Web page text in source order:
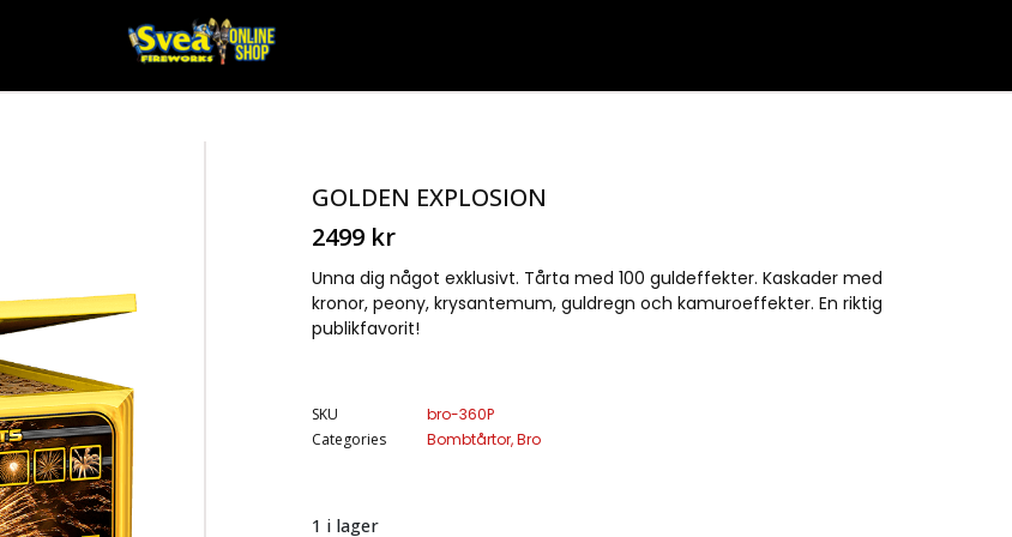
GOLDEN EXPLOSION
2499 kr
Unna dig något exklusivt. Tårta med 100 guldeffekter. Kaskader med
kronor, peony, krysantemum, guldregn och kamuroeffekter. En riktig
publikfavorit!
SKU
bro-360P
Categories
Bombtårtor,Bro
1 i lager